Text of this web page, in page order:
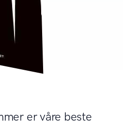
er våre beste